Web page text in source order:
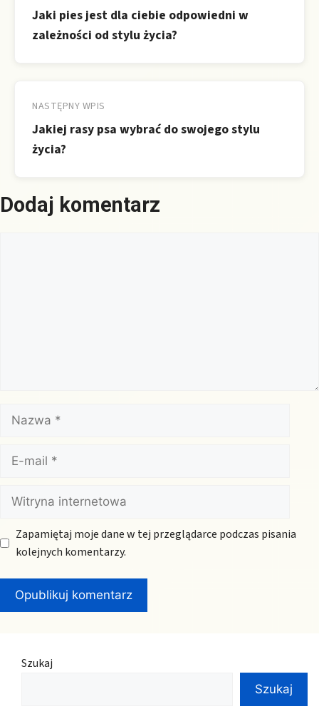
Jaki pies jest dla ciebie odpowiedni w
zależności od stylu życia?
NASTĘPNY WPIS
Jakiej rasy psa wybrać do swojego stylu
życia?
Dodaj komentarz
Nazwa
mail
Witryna
internetowa
Zapamiętaj moje dane w tej przeglądarce podczas pisania
kolejnych komentarzy.
Szukaj
Szukaj